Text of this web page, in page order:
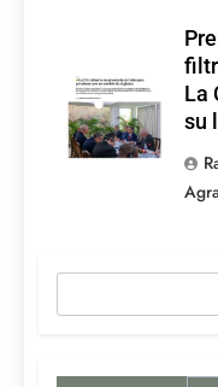
La
su